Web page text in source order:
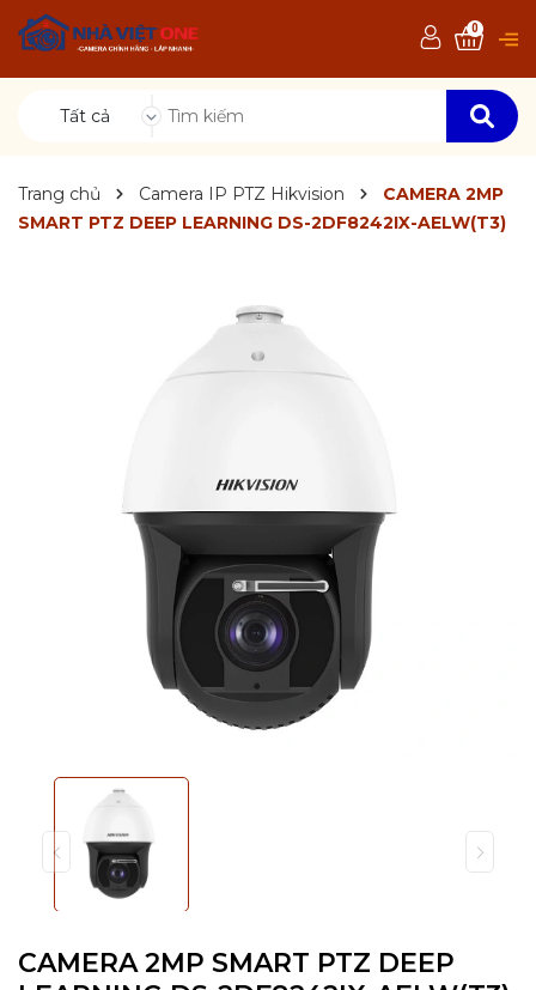
Tất cả
0
Trang chủ Camera IP PTZ Hikvision
CAMERA 2MP
SMART PTZ DEEP LEARNING DS-2DF8242IX-AELW(T3)
CAMERA 2MP SMART PTZ DEEP